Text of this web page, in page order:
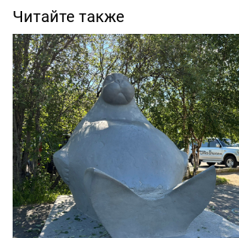
Читайте также